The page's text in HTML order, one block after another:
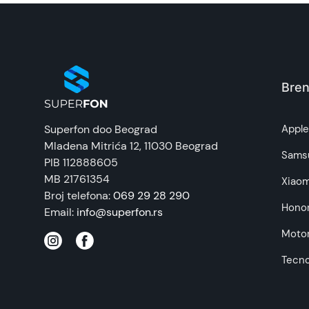
Uvoznik:
Zemlja porekla:
Prava potrošača:
Napomena:
Superfon doo Beograd
Mladena Mitrića 12, 11030 Beograd
PIB 112888605
MB 21761354
Broj telefona:069 29 28 290
Email: info@superfon.rs
Apple